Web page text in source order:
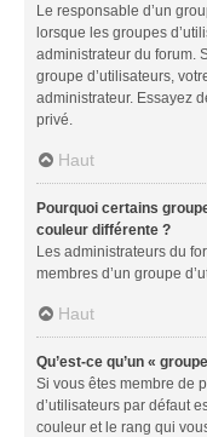
Le responsable d’un
lorsque les groupes
administrateur du forum.
groupe d’utilisateurs,
administrateur. Essayez
privé.
Haut
Pourquoi certains
couleur différente ?
Les administrateurs du
membres d’un groupe
Haut
Qu’est-ce qu’un «
Si vous êtes membre de
d’utilisateurs par défaut
couleur et le rang qui